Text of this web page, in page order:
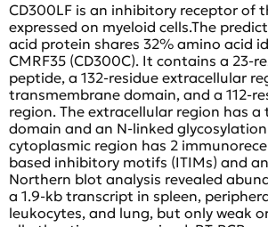
CD300LF is an inhibitory receptor of
expressed on myeloid cells.The
acid protein shares 32% amino acid
CMRF35 (CD300C). It contains a 23-
peptide, a 132-residue extracellular
transmembrane domain, and a 112-
region. The extracellular region has a
domain and an N-linked
cytoplasmic region has 2
based inhibitory motifs (ITIMs) and
Northern blot analysis revealed
a 1.9-kb transcript in spleen,
leukocytes, and lung, but only weak